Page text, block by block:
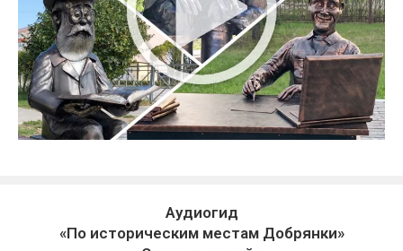
Аудиогид
«По историческим местам Добрянки»